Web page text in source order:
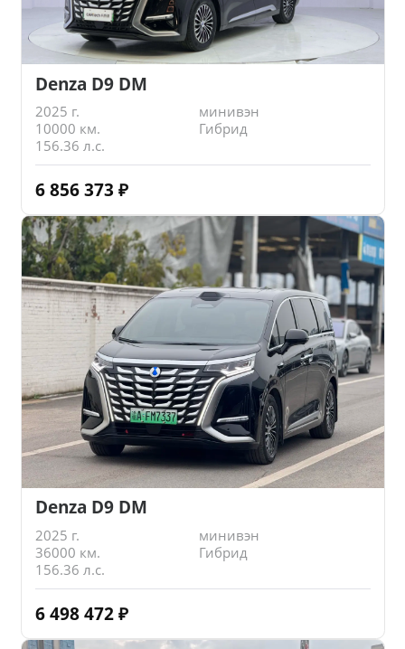
Denza D9 DM
2025 г.
минивэн
10000 км.
Гибрид
156.36 л.с.
6 856 373 ₽
Denza D9 DM
2025 г.
минивэн
36000 км.
Гибрид
156.36 л.с.
6 498 472 ₽